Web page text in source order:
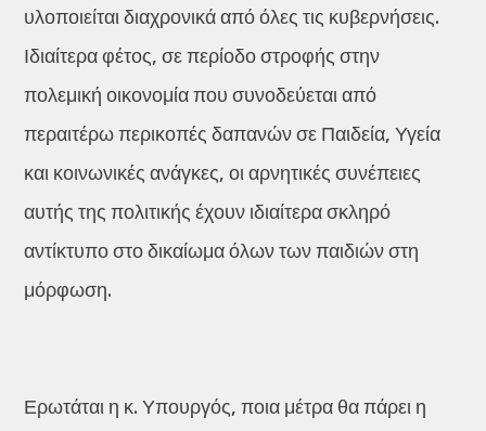
υλοποιείται διαχρονικά από όλες τις κυβερνήσεις.
Ιδιαίτερα φέτος, σε περίοδο στροφής στην
πολεμική οικονομία που συνοδεύεται από
περαιτέρω περικοπές δαπανών σε Παιδεία, Υγεία
και κοινωνικές ανάγκες, οι αρνητικές συνέπειες
αυτής της πολιτικής έχουν ιδιαίτερα σκληρό
αντίκτυπο στο δικαίωμα όλων των παιδιών στη
μόρφωση.
Ερωτάται η κ. Υπουργός, ποια μέτρα θα πάρει η